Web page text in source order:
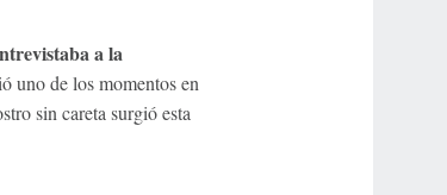
a la
uno de los momentos en
sin careta surgió esta